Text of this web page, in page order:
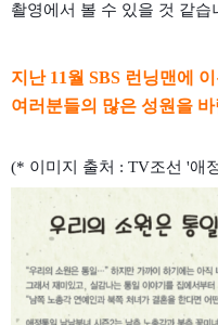
촬영에서 볼 수 있을 것 같습
지난 11월 SBS 런닝맨에
여러분들의 많은 성원을
(* 이미지 출처 : TV조선 '애